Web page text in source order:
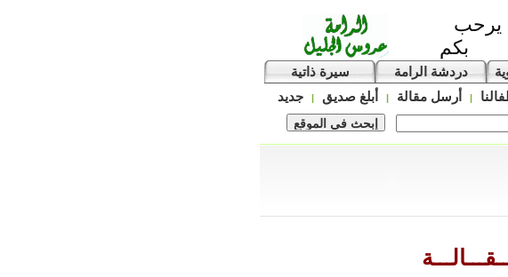
يرحب
بكم
سيرة ذاتية دردشة الرامة
| أرسل مقالة | أبلغ صديق | جديد